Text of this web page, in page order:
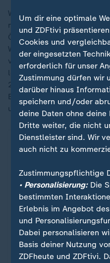
Wegen der Blockade der
normalerweise etwa ein
Ölverbrauchs abgewickelt
Weltmarktpreise
verteuerten sich deshalb
leichtes Heizöl 55,1
2025. Hingegen
Erdgas einschließlich
und Fernwärme (-1,1
Kosten von Kraftstoffen und Öl
Grafiken
Um dir eine optimale
und ZDFtivi
Cookies und
der eingesetzten
erforderlich für unser
Zustimmung dürfen wir
darüber hinaus
speichern und/oder
deine Daten ohne
Dritte weiter, die nicht
Dienstleister sind. Wir
auch nicht zu
Zustimmungspflichtige
• Personalisierung:Die
bestimmten
Erlebnis im Angebot
und
Dabei personalisieren
Basis deiner Nutzung
ZDFheute und ZDFtivi.